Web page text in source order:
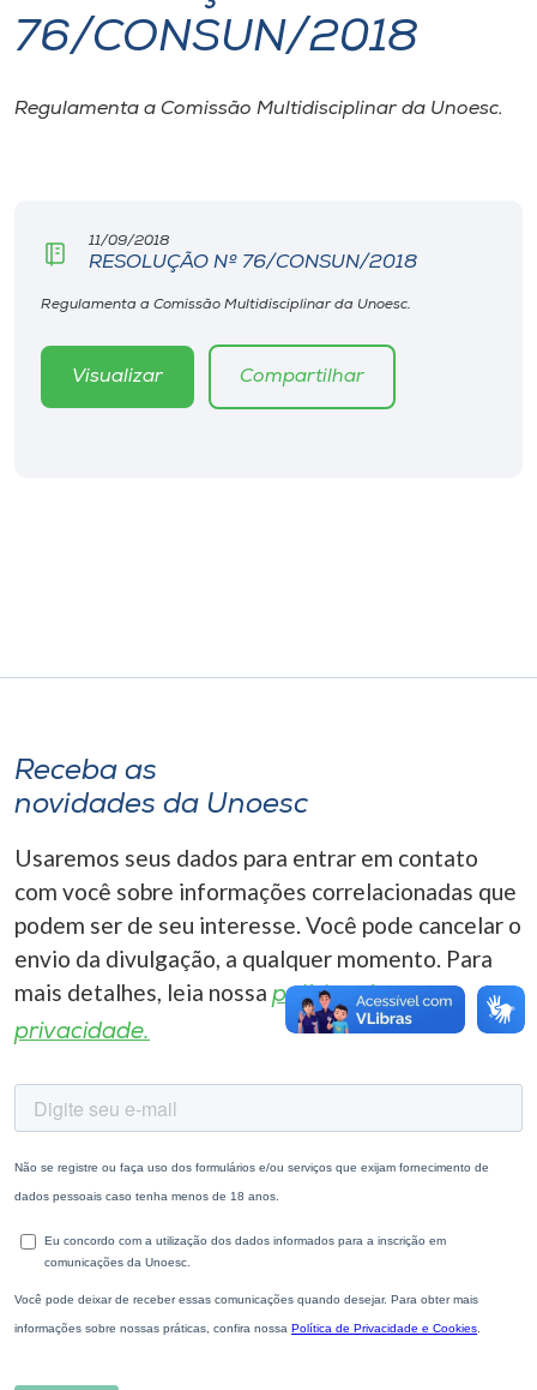
I.nova
Diplomados
CPA
Editora
Selecione
o idioma
A+
76/CONSUN/2018
Regulamenta a Comissão Multidisciplinar da Unoesc.
11/09/2018
RESOLUÇÃO Nº 76/CONSUN/2018
Regulamenta a Comissão Multidisciplinar da Unoesc.
Visualizar Compartilhar
Receba as
novidades da Unoesc
Usaremos seus dados para entrar em contato
com você sobre informações correlacionadas que
podem ser de seu interesse. Você pode cancelar o
envio da divulgação, a qualquer momento. Para
mais detalhes, leia nossa política de
privacidade.